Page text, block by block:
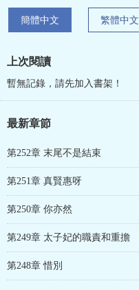
簡體中文 繁體中文
上次閱讀
暫無記錄，請先加入書架！
最新章節
第252章 末尾不是結束
第251章 真賢惠呀
第250章 你亦然
第249章 太子妃的職責和重擔
第248章 惜別